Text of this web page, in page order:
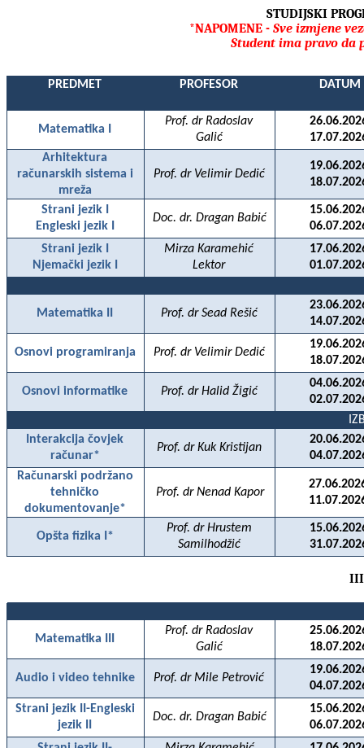
STUDIJSKI
*NAPOMENE - Sve izmjene
Student ima pravo da
PREDMET PROFESOR DATUM
Matematika I
Prof. dr Radoslav
Galić
Arhitektura
računarskih sistema i
mreža
Prof. dr Velimir Dedić
Strani jezik I
Engleski jezik I
Doc. dr. Dragan Babić
Strani jezik I
Njemački jezik I
Mirza Karamehić
Lektor
Matematika II Prof. dr Sead Rešić
Osnovi programiranja Prof. dr Velimir Dedić
Osnovi informatike Prof. dr Halid Žigić
Interakcijačovjek
računar*
Prof. dr Kuk Kristijan
Računarski podržano
tehničko
dokumentovanje*
Prof. dr Nenad Kapor
Opšta fizika I*
Prof. dr Hrustem
Samilhodžić
III
Matematika III
Prof. dr Radoslav
Galić
Audio i video tehnike Prof. dr Mile Petrović
Strani jezik II-Engleski
jezik II
Doc. dr. Dragan Babić